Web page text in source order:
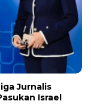
Jurnalis
Israel